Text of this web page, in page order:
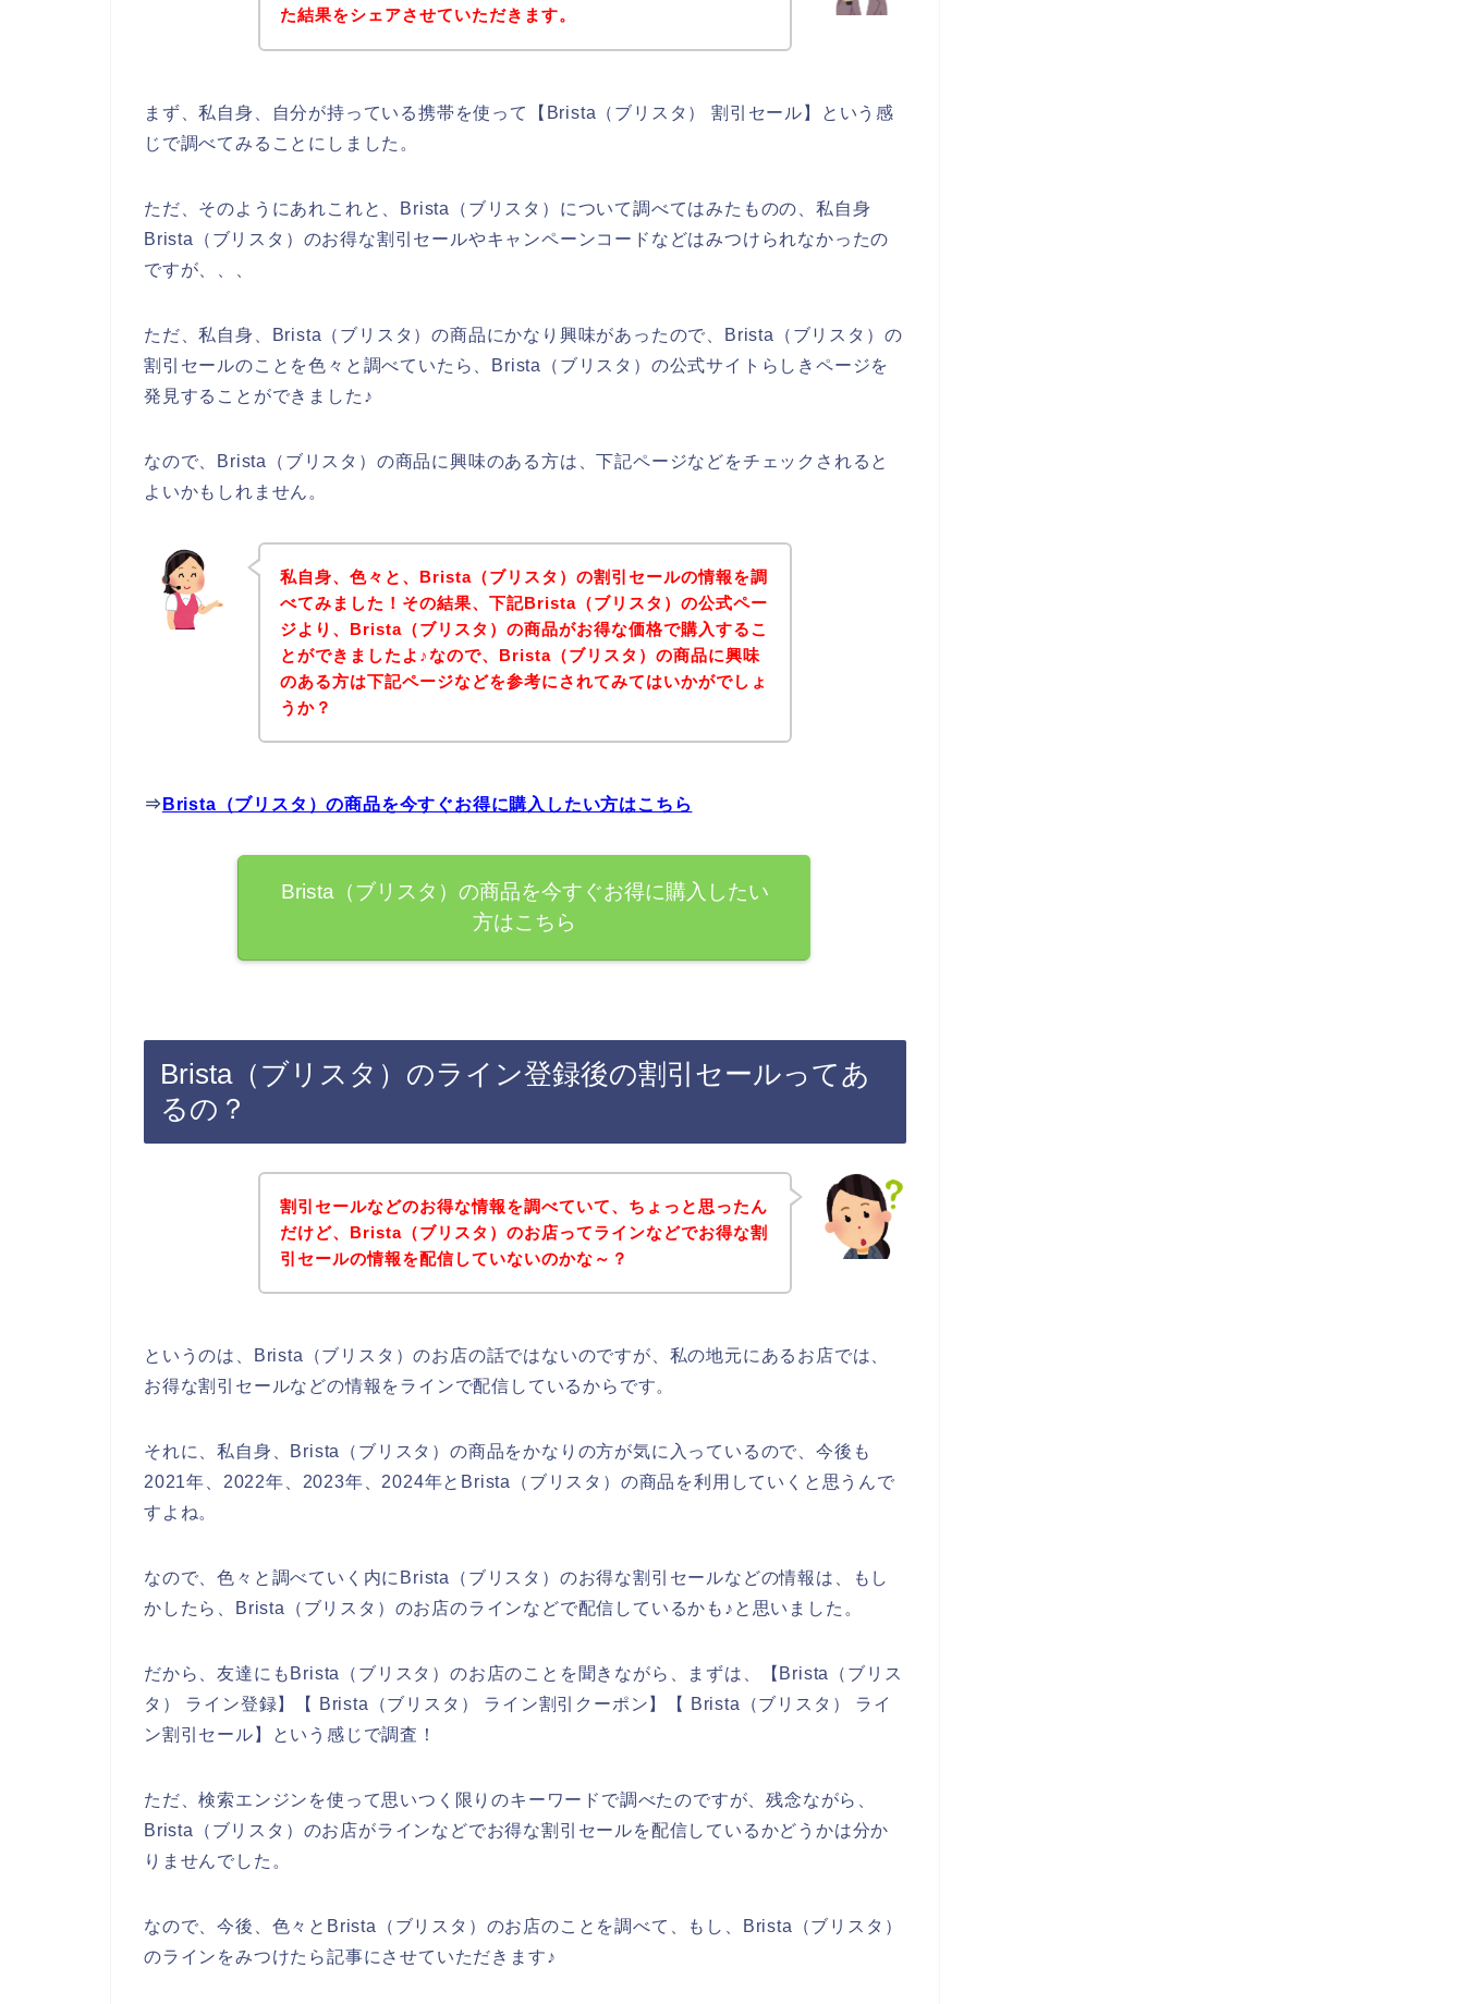
た結果をシェアさせていただきます。
まず、私自身、自分が持っている携帯を使って【Brista（ブリスタ） 割引セール】という感
じで調べてみることにしました。
ただ、そのようにあれこれと、Brista（ブリスタ）について調べてはみたものの、私自身
Brista（ブリスタ）のお得な割引セールやキャンペーンコードなどはみつけられなかったの
ですが、、、
ただ、私自身、Brista（ブリスタ）の商品にかなり興味があったので、Brista（ブリスタ）の
割引セールのことを色々と調べていたら、Brista（ブリスタ）の公式サイトらしきページを
発見することができました♪
なので、Brista（ブリスタ）の商品に興味のある方は、下記ページなどをチェックされると
よいかもしれません。
私自身、色々と、Brista（ブリスタ）の割引セールの情報を調
べてみました！その結果、下記Brista（ブリスタ）の公式ペー
ジより、Brista（ブリスタ）の商品がお得な価格で購入するこ
とができましたよ♪なので、Brista（ブリスタ）の商品に興味
のある方は下記ページなどを参考にされてみてはいかがでしょ
うか？
⇒ Brista（ブリスタ）の商品を今すぐお得に購入したい方はこちら
Brista（ブリスタ）の商品を今すぐお得に購入したい
方はこちら
Brista（ブリスタ）のライン登録後の割引セールってあ
るの？
割引セールなどのお得な情報を調べていて、ちょっと思ったん
だけど、Brista（ブリスタ）のお店ってラインなどでお得な割
引セールの情報を配信していないのかな～？
というのは、Brista（ブリスタ）のお店の話ではないのですが、私の地元にあるお店では、
お得な割引セールなどの情報をラインで配信しているからです。
それに、私自身、Brista（ブリスタ）の商品をかなりの方が気に入っているので、今後も
2021年、2022年、2023年、2024年とBrista（ブリスタ）の商品を利用していくと思うんで
すよね。
なので、色々と調べていく内にBrista（ブリスタ）のお得な割引セールなどの情報は、もし
かしたら、Brista（ブリスタ）のお店のラインなどで配信しているかも♪と思いました。
だから、友達にもBrista（ブリスタ）のお店のことを聞きながら、まずは、【Brista（ブリス
タ） ライン登録】【 Brista（ブリスタ） ライン割引クーポン】【 Brista（ブリスタ） ライ
ン割引セール】という感じで調査！
ただ、検索エンジンを使って思いつく限りのキーワードで調べたのですが、残念ながら、
Brista（ブリスタ）のお店がラインなどでお得な割引セールを配信しているかどうかは分か
りませんでした。
なので、今後、色々とBrista（ブリスタ）のお店のことを調べて、もし、Brista（ブリスタ）
のラインをみつけたら記事にさせていただきます♪